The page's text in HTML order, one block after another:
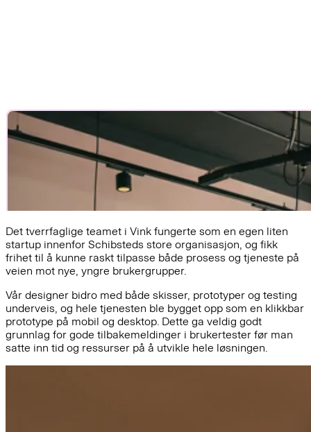
Det tverrfaglige teamet i Vink fungerte som en egen liten
startup innenfor Schibsteds store organisasjon, og fikk
frihet til å kunne raskt tilpasse både prosess og tjeneste på
veien mot nye, yngre brukergrupper.
Vår designer bidro med både skisser, prototyper og testing
underveis, og hele tjenesten ble bygget opp som en klikkbar
prototype på mobil og desktop. Dette ga veldig godt
grunnlag for gode tilbakemeldinger i brukertester før man
satte inn tid og ressurser på å utvikle hele løsningen.